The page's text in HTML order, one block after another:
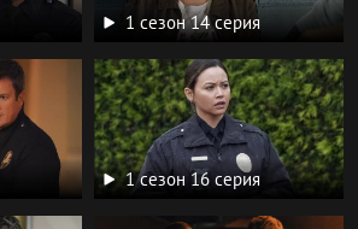
1 сезон 14 серия
1 сезон 16 серия